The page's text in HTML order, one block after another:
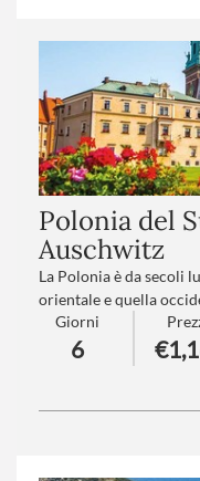
Polonia del
Auschwitz
La Polonia è da secoli
orientale e quella
straniere, la Polonia è
come una nazione
ogni giorno, se stessa.
Giorni
6